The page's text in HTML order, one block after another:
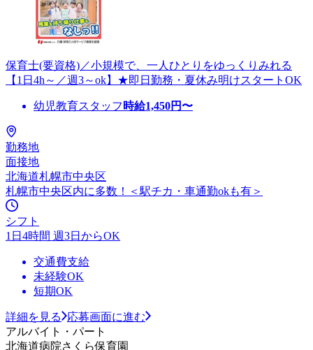
保育士(要資格)／小規模で、一人ひとりをゆっくりみれる
【1日4h～／週3～ok】★即日勤務・夏休み明けスタートOK
幼児教育スタッフ 時給1,450円〜
勤務地
面接地
北海道札幌市中央区
札幌市中央区内に多数！＜駅チカ・車通勤okも有＞
シフト
1日4時間 週3日からOK
交通費支給
未経験OK
短期OK
詳細を見る
応募画面に進む
アルバイト・パート
北海道病院さくら保育園